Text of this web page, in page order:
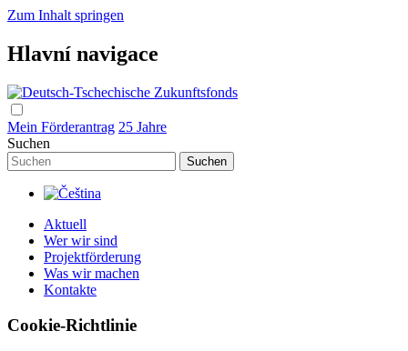
Zum Inhalt springen
Hlavní navigace
Mein Förderantrag 25 Jahre
Suchen
Aktuell
Wer wir sind
Projektförderung
Was wir machen
Kontakte
Cookie-Richtlinie